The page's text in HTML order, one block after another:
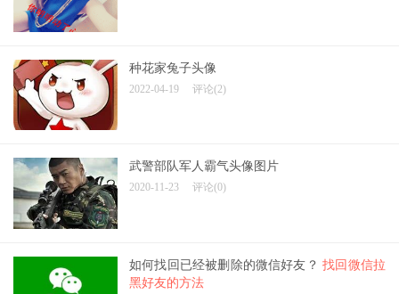
种花家兔子头像
2022-04-19 评论(2)
武警部队军人霸气头像图片
2020-11-23 评论(0)
如何找回已经被删除的微信好友？ 找回微信拉
黑好友的方法